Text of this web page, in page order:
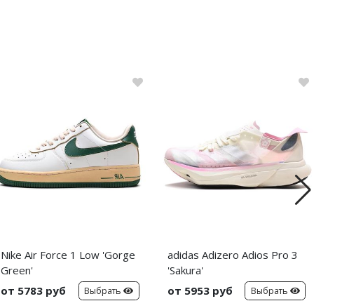
Nike Air Force 1 Low 'Gorge
Green'
от 5783 руб
Выбрать
adidas Adizero Adios Pro 3
'Sakura'
от 5953 руб
Выбрать